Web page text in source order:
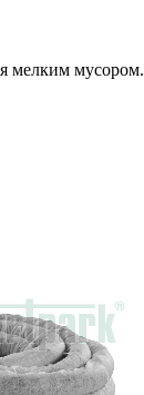
мелким мусором.